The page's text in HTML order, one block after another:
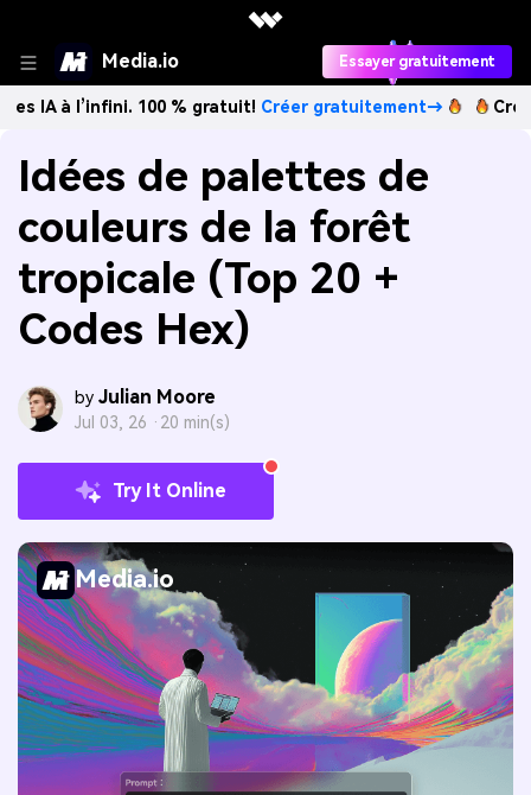
Media.io Essayer gratuitement
100 % gratuit!Créer gratuitement→ Créez des
Idées de palettes de
couleurs de la forêt
tropicale (Top 20 +
Codes Hex)
by Julian Moore
Jul 03, 26 · 20 min(s)
Try It Online
Media.io